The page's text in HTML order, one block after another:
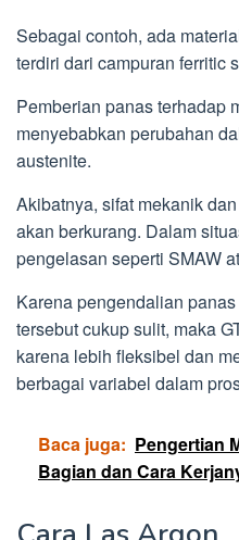
Sebagai contoh, ada
terdiri dari campuran ferritic
Pemberian panas terhadap
menyebabkan perubahan
austenite.
Akibatnya, sifat mekanik
akan berkurang. Dalam
pengelasan seperti SMAW
Karena pengendalian
tersebut cukup sulit, maka
karena lebih fleksibel dan
berbagai variabel dalam
Baca juga: Pengertian
Bagian dan Cara